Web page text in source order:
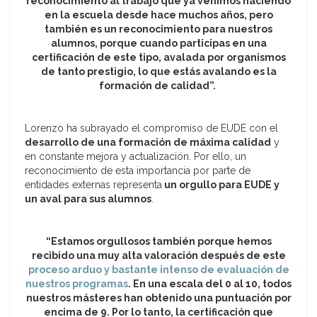
en la escuela desde hace muchos años, pero
también es un reconocimiento para nuestros
alumnos, porque cuando participas en una
certificación de este tipo, avalada por organismos
de tanto prestigio, lo que estás avalando es la
formación de calidad”.
Lorenzo ha subrayado el compromiso de EUDE con el
desarrollo de una formación de máxima calidad y
en constante mejora y actualización. Por ello, un
reconocimiento de esta importancia por parte de
entidades externas representa un orgullo para EUDE y
un aval para sus alumnos.
“Estamos orgullosos también porque hemos
recibido una muy alta valoración después de este
proceso arduo y bastante intenso de evaluación de
nuestros programas. En una escala del 0 al 10, todos
nuestros másteres han obtenido una puntuación por
encima de 9. Por lo tanto, la certificación que